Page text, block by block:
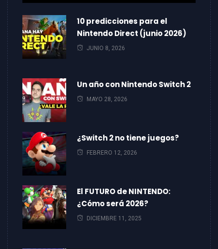
10 predicciones para el
Nintendo Direct (junio 2026)
JUNIO 8, 2026
Un año con Nintendo Switch 2
MAYO 28, 2026
¿Switch 2 no tiene juegos?
FEBRERO 12, 2026
El FUTURO de NINTENDO:
¿Cómo será 2026?
DICIEMBRE 11, 2025